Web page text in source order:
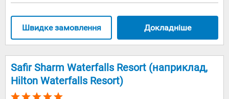
Докладніше
Швидке замовлення
Safir Sharm Waterfalls Resort (наприклад,
Hilton Waterfalls Resort)